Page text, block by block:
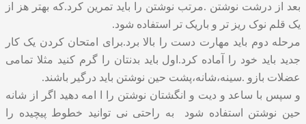
بعد از درشت نوشتن .مرتب نوشتن را باید تمرین کرد.که بهتر هز از
یک قلم نوک ریز تر و باریک تر استفاده شود.
مرحله دوم باید مهارت دست را بالا برد.برای امتحان کردن یک کار
جدید باید خود را آماده کرد.اول باید بدنتان را گرم کنید مثلا تمامی
عضلات بازو .سینه،شانه،پشت حین نوشتن باید درگیر باشند.
و سپس با ساعد و دیت و انگشتان نوشتن را ا امه دهید اگر از شانه
حین نوشتن استفاده شود به راحتی نی توانید خطوط پیچیده را